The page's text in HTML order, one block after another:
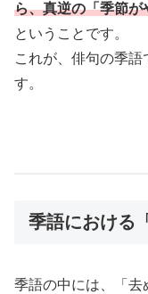
ら、真逆の「季節が
ということです。
これが、俳句の季語
す。
季語における
季語の中には、「去